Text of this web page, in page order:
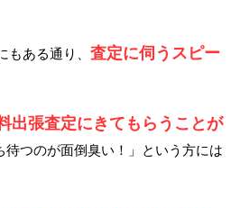
もある通り、 査定に伺うスピー
出張査定にきてもらうことが
待つのが面倒臭い！」という方には